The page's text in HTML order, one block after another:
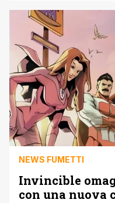
Marvel Comics. Si tratta
anche se, [']
NEWS FUMETTI
Invincible
con una nuova